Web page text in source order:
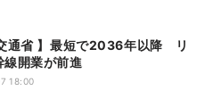
交通省 】最短で2036年以降 リ
線開業が前進
18:00